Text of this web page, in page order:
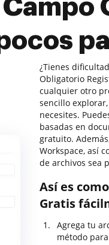
¿Tienes
Obligatorio
cualquier otro
sencillo
necesites.
basadas en
gratuito.
Workspace, así
de archivos sea
Así es
Gratis
Agrega tu
método